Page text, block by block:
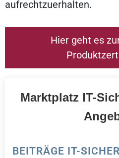
aufrechtzuerhalten.
Hier geht es
Marktplatz IT-
BEITRÄGE IT-